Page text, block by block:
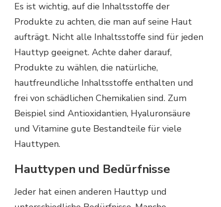
Es ist wichtig, auf die Inhaltsstoffe der
Produkte zu achten, die man auf seine Haut
aufträgt. Nicht alle Inhaltsstoffe sind für jeden
Hauttyp geeignet. Achte daher darauf,
Produkte zu wählen, die natürliche,
hautfreundliche Inhaltsstoffe enthalten und
frei von schädlichen Chemikalien sind. Zum
Beispiel sind Antioxidantien, Hyaluronsäure
und Vitamine gute Bestandteile für viele
Hauttypen.
Hauttypen und Bedürfnisse
Jeder hat einen anderen Hauttyp und